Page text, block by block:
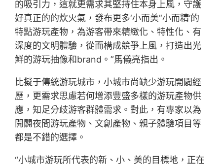
的吸引力，這就更需求其堅持住本身上風，守護
好真正的的炊火氣，發布更多‘小而美’‘小而精’的
特點游玩產物，為游客帶來精緻化、特性化、有
深度的文明體驗，從而構成競爭上風，打造出光
鮮的游玩抽像和brand。”馬儀亮指出。
比擬于傳統游玩城市，小城市尚缺少游玩開闢經
歷，更需求思慮若何增添豐盛多樣的游玩產物供
應，知足分歧游客群體需求。對此，有專家以為
開闢夜間游玩產物、文創產物、親子體驗項目等
都是不錯的選擇。
“小城市游玩所代表的新、小、美的目標地，正在